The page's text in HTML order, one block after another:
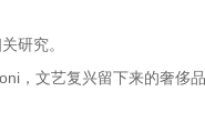
研究。
，文艺复兴留下来的奢